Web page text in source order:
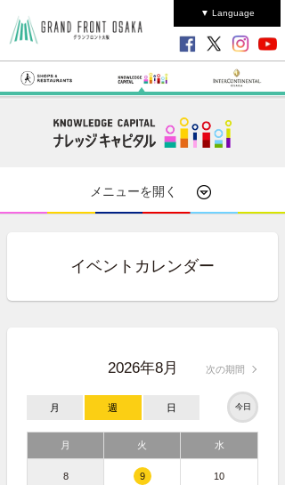
▼ Language
メニューを開く
イベントカレンダー
2026年8月 次の期間
月 週 日 今日
月 火 水
8 9 10